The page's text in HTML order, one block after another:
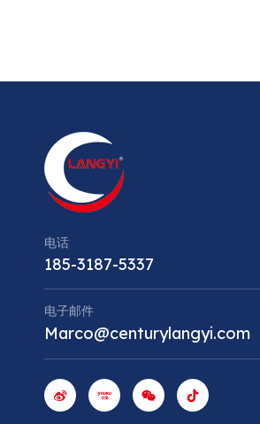
电话
185-3187-5337
电子邮件
Marco@centurylangyi.com